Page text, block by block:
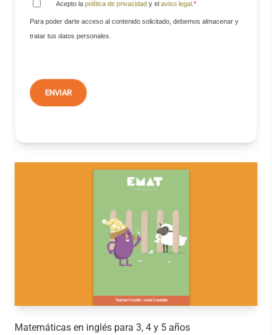
Matemáticas en inglés para 3, 4 y 5 años
Acepto la política de privacidad y el aviso legal *
Para poder darte acceso al contenido solicitado, debemos almacenar y
tratar tus datos personales.